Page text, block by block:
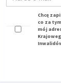
Chcę
co za
mój